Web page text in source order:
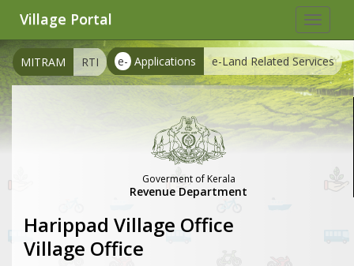
Toggle
Village Portal
e- Applications e-Land Related Services
MITRAM RTI
Goverment of Kerala
Revenue Department
Harippad Village Office
Village Office